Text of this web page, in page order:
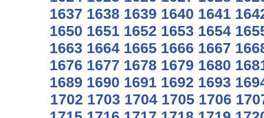
1637 1638 1639 1640 1641
1650 1651 1652 1653 1654
1663 1664 1665 1666 1667
1676 1677 1678 1679 1680
1689 1690 1691 1692 1693
1702 1703 1704 1705 1706